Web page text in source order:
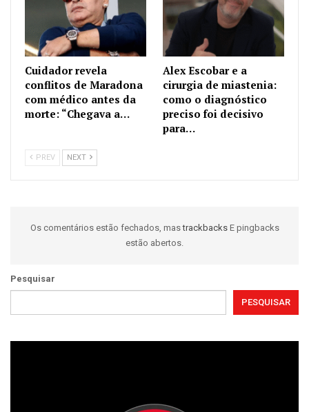
Cuidador revela
conflitos de Maradona
com médico antes da
morte: “Chegava a…
Alex Escobar e a
cirurgia de miastenia:
como o diagnóstico
preciso foi decisivo
para…
PREV NEXT
Os comentários estão fechados, mastrackbacks E pingbacks
estão abertos.
Pesquisar
PESQUISAR